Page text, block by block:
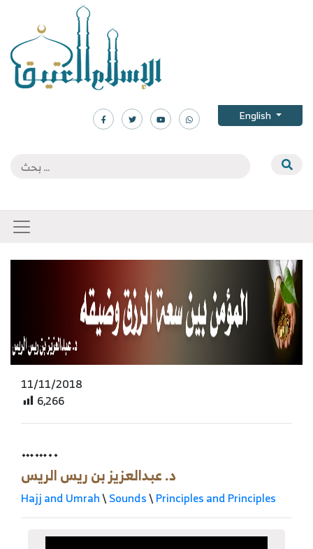
English
11/11/2018
6,266
……..
د. عبدالعزيز بن ريس الريس
Hajj and Umrah\Sounds\Principles and Principles